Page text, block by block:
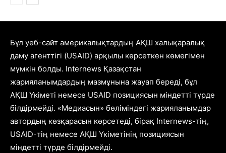
Бұл уеб-сайт америкалықтардың АҚШ халықаралық
даму агенттігі (USAID) арқылы көрсеткен көмегімен
мүмкін болды. Internews Қазақстан
жарияланымдардың мазмұнына жауап береді, бұл
АҚШ Үкіметі немесе USAID позициясын міндетті түрде
білдірмейді. «Медиасын» бөліміндегі жарияланымдар
автордың көзқарасын көрсетеді, бірақ Internews-тің,
USAID-тің немесе АҚШ Үкіметінің позициясын
міндетті түрде білдірмейді.